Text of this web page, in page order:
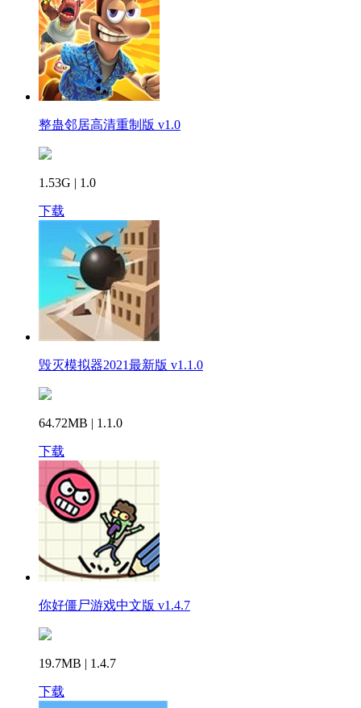
整蛊邻居高清重制版 v1.0
1.53G | 1.0
下载
毁灭模拟器2021最新版 v1.1.0
64.72MB | 1.1.0
下载
你好僵尸游戏中文版 v1.4.7
19.7MB | 1.4.7
下载